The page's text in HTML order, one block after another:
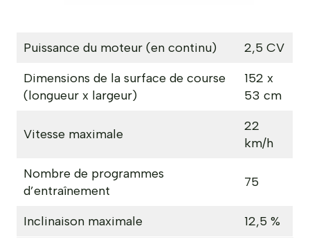
Puissance du moteur (en continu)
2,5 CV
Dimensions de la surface de course
(longueur x largeur)
152 x
53 cm
Vitesse maximale
22
km/h
Nombre de programmes
d’entraînement
75
Inclinaison maximale 12,5 %